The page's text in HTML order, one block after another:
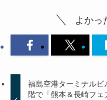
よかっ
福島空港ターミナルビ
階で「熊本＆長崎フェ